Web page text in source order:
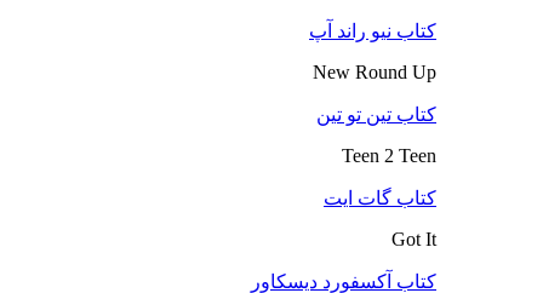
کتاب نیو راند آپ
New Round Up
کتاب تین تو تین
Teen 2 Teen
کتاب گات ایت
Got It
کتاب آکسفورد دیسکاور